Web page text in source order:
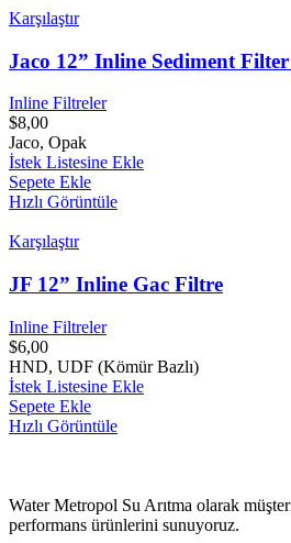
Karşılaştır
Jaco 12” Inline Sediment
Inline Filtreler
$8,00
Jaco, Opak
İstek Listesine Ekle
Sepete Ekle
Hızlı Görüntüle
Karşılaştır
JF 12” Inline Gac Filtre
Inline Filtreler
$6,00
HND, UDF (Kömür Bazlı)
İstek Listesine Ekle
Sepete Ekle
Hızlı Görüntüle
Water Metropol Su Arıtma olarak
performans ürünlerini sunuyoruz.